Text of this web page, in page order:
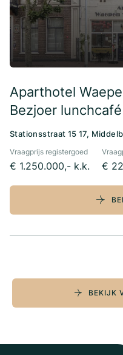
Aparthotel
Bezjoer lunchcafé
Stationsstraat 15 17,
Vraagprijs registergoed
€ 1.250.000,- k.k. €
BEKIJK